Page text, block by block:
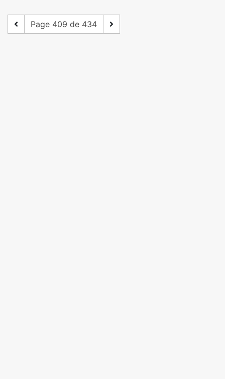
Page 409 de 434